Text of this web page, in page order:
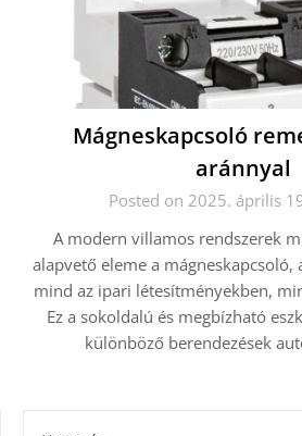
Mágneskapcsoló
aránnyal
Posted on 2025. április
A modern villamos rendszerek
alapvető eleme a
mind az ipari létesítményekben,
Ez a sokoldalú és megbízható
különböző berendezések